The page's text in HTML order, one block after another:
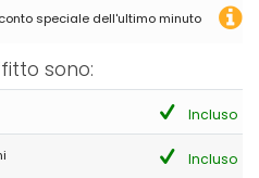
Unito :
part way through the week.
in there!
solo a metà settimana.
e ombrelli dentro!
speciale dell'ultimo minuto
sono:
Incluso
Incluso